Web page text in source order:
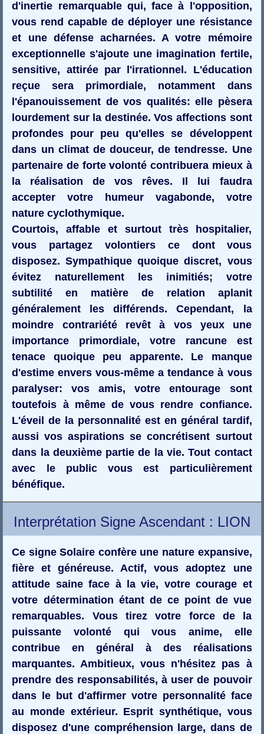
d'inertie remarquable qui, face à l'opposition,
vous rend capable de déployer une résistance
et une défense acharnées. A votre mémoire
exceptionnelle s'ajoute une imagination fertile,
sensitive, attirée par l'irrationnel. L'éducation
reçue sera primordiale, notamment dans
l'épanouissement de vos qualités: elle pèsera
lourdement sur la destinée. Vos affections sont
profondes pour peu qu'elles se développent
dans un climat de douceur, de tendresse. Une
partenaire de forte volonté contribuera mieux à
la réalisation de vos rêves. Il lui faudra
accepter votre humeur vagabonde, votre
nature cyclothymique.
Courtois, affable et surtout très hospitalier,
vous partagez volontiers ce dont vous
disposez. Sympathique quoique discret, vous
évitez naturellement les inimitiés; votre
subtilité en matière de relation aplanit
généralement les différends. Cependant, la
moindre contrariété revêt à vos yeux une
importance primordiale, votre rancune est
tenace quoique peu apparente. Le manque
d'estime envers vous-même a tendance à vous
paralyser: vos amis, votre entourage sont
toutefois à même de vous rendre confiance.
L'éveil de la personnalité est en général tardif,
aussi vos aspirations se concrétisent surtout
dans la deuxième partie de la vie. Tout contact
avec le public vous est particulièrement
bénéfique.
Interprétation Signe Ascendant : LION
Ce signe Solaire confère une nature expansive,
fière et généreuse. Actif, vous adoptez une
attitude saine face à la vie, votre courage et
votre détermination étant de ce point de vue
remarquables. Vous tirez votre force de la
puissante volonté qui vous anime, elle
contribue en général à des réalisations
marquantes. Ambitieux, vous n'hésitez pas à
prendre des responsabilités, à user de pouvoir
dans le but d'affirmer votre personnalité face
au monde extérieur. Esprit synthétique, vous
disposez d'une compréhension large, dans de